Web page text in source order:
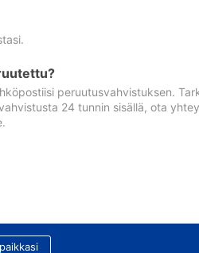
peruutusvahvistuksen.
24 tunnin sisällä, ota